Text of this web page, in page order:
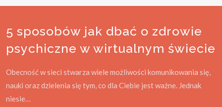
5 sposobów jak dbać o zdrowie
psychiczne w wirtualnym świecie
Obecność w sieci stwarza wiele możliwości komunikowania się,
nauki oraz dzielenia się tym, co dla Ciebie jest ważne. Jednak
niesie…